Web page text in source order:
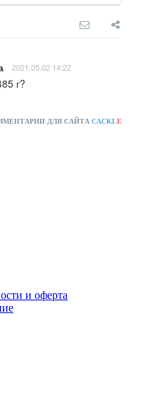
2021.05.02 14:22
г?
ДЛЯ САЙТА CACKLE
и оферта